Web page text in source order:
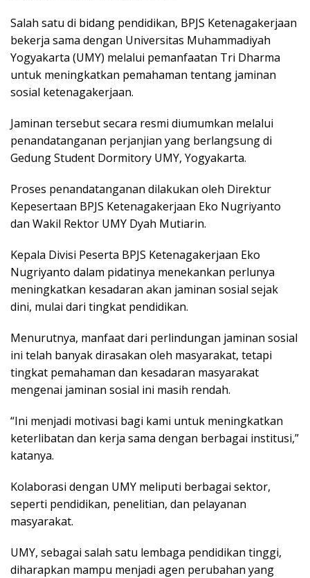
Salah satu di bidang pendidikan, BPJS Ketenagakerjaan
bekerja sama dengan Universitas Muhammadiyah
Yogyakarta (UMY) melalui pemanfaatan Tri Dharma
untuk meningkatkan pemahaman tentang jaminan
sosial ketenagakerjaan.
Jaminan tersebut secara resmi diumumkan melalui
penandatanganan perjanjian yang berlangsung di
Gedung Student Dormitory UMY, Yogyakarta.
Proses penandatanganan dilakukan oleh Direktur
Kepesertaan BPJS Ketenagakerjaan Eko Nugriyanto
dan Wakil Rektor UMY Dyah Mutiarin.
Kepala Divisi Peserta BPJS Ketenagakerjaan Eko
Nugriyanto dalam pidatinya menekankan perlunya
meningkatkan kesadaran akan jaminan sosial sejak
dini, mulai dari tingkat pendidikan.
Menurutnya, manfaat dari perlindungan jaminan sosial
ini telah banyak dirasakan oleh masyarakat, tetapi
tingkat pemahaman dan kesadaran masyarakat
mengenai jaminan sosial ini masih rendah.
“Ini menjadi motivasi bagi kami untuk meningkatkan
keterlibatan dan kerja sama dengan berbagai institusi,”
katanya.
Kolaborasi dengan UMY meliputi berbagai sektor,
seperti pendidikan, penelitian, dan pelayanan
masyarakat.
UMY, sebagai salah satu lembaga pendidikan tinggi,
diharapkan mampu menjadi agen perubahan yang